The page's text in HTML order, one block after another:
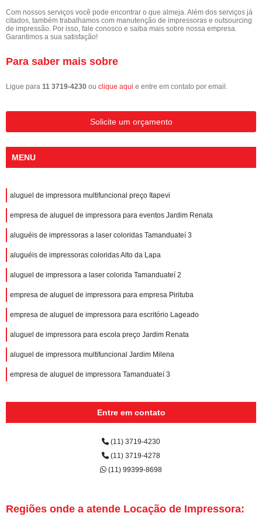
Com nossos serviços você pode encontrar o que almeja. Além dos serviços já
citados, também trabalhamos com manutenção de impressoras e outsourcing
de impressão. Por isso, fale conosco e saiba mais sobre nossa empresa.
Garantimos a sua satisfação!
Para saber mais sobre
Ligue para 11 3719-4230 ou clique aqui e entre em contato por email.
Solicite um orçamento
MENU
aluguel de impressora multifuncional preço Itapevi
empresa de aluguel de impressora para eventos Jardim Renata
aluguéis de impressoras a laser coloridas Tamanduateí 3
aluguéis de impressoras coloridas Alto da Lapa
aluguel de impressora a laser colorida Tamanduateí 2
empresa de aluguel de impressora para empresa Pirituba
empresa de aluguel de impressora para escritório Lageado
aluguel de impressora para escola preço Jardim Renata
aluguel de impressora multifuncional Jardim Milena
empresa de aluguel de impressora Tamanduateí 3
Entre em contato
(11) 3719-4230
(11) 3719-4278
(11) 99399-8698
Regiões onde a atende Locação de Impressora: